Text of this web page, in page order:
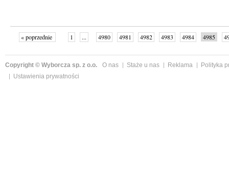
« poprzednie 1 ... 4980 4981 4982 4983 4984 4985
Copyright © Wyborcza sp. z o.o. O nas Staże u nas Reklama
Polityka
Ustawienia prywatności